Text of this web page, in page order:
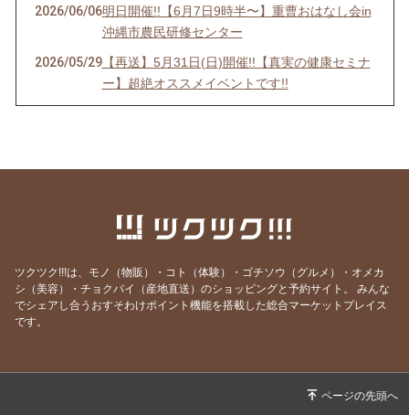
2026/06/06明日開催!!【6月7日9時半〜】重曹おはなし会in
沖縄市農民研修センター
2026/05/29【再送】5月31日(日)開催!!【真実の健康セミナ
ー】超絶オススメイベントです!!
【本日開催!!】只今出店中♪OKINAWAママアッ
プVol.19＠空手会館に出店中(^^)
2026/01/26 【2月1日(日)9時半〜開催!!】 第5回 健康を語る
会「身体と重曹の秘密」@沖縄市農民研修セン
ター
【11月26日(水)重ね煮ワークショップ開催!!＠
ツクツク!!!は、モノ（物販）・コト（体験）・ゴチソウ（グルメ）・オメカ
シ（美容）・チョクバイ（産地直送）のショッピングと予約サイト。
みんな
でシェアし合うおすそわけポイント機能を搭載した総合マーケットプレイス
です。